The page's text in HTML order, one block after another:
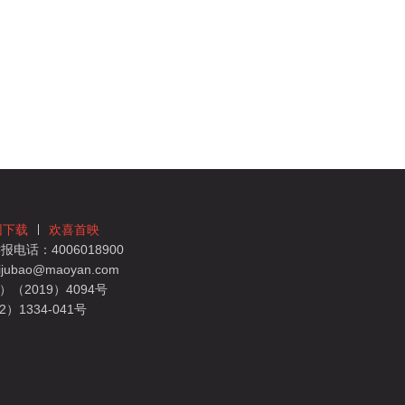
下载
欢喜首映
电话：4006018900
（2019）4094号
）1334-041号